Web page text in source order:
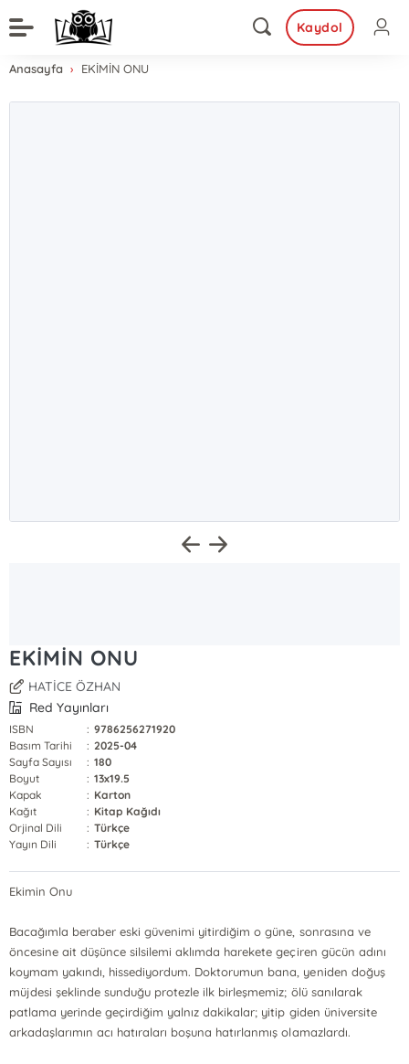
Kaydol
Anasayfa EKİMİN ONU
EKİMİN ONU
HATİCE ÖZHAN
Red Yayınları
ISBN : 9786256271920
Basım Tarihi
: 2025-04
Sayfa Sayısı
: 180
Boyut
: 13x19.5
Kapak
: Karton
Kağıt
: Kitap Kağıdı
Orjinal Dili
: Türkçe
Yayın Dili
: Türkçe
Ekimin Onu
Bacağımla beraber eski güvenimi yitirdiğim o güne, sonrasına ve
öncesine ait düşünce silsilemi aklımda harekete geçiren gücün adını
koymam yakındı, hissediyordum. Doktorumun bana, yeniden doğuş
müjdesi şeklinde sunduğu protezle ilk birleşmemiz; ölü sanılarak
patlama yerinde geçirdiğim yalnız dakikalar; yitip giden üniversite
arkadaşlarımın acı hatıraları boşuna hatırlanmış olamazlardı.